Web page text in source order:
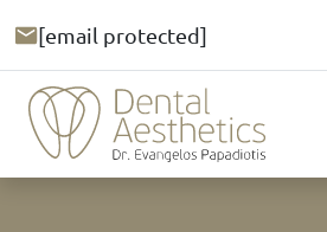
[email protected]